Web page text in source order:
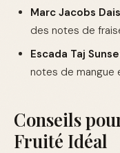
Marc Jacobs
des notes de
Escada Taj
notes de mangue
Conseils
Fruité Idéal